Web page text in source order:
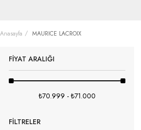
Anasayfa MAURICE LACROIX
FIYAT ARALIĞI
₺70.999 - ₺71.000
FILTRELER